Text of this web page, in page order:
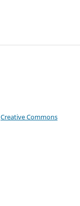
Creative Commons